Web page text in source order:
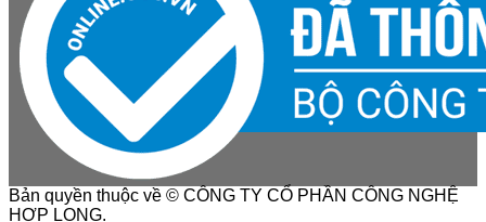
Bản quyền thuộc về © CÔNG TY CỔ PHẦN CÔNG NGHỆ
HỢP LONG.